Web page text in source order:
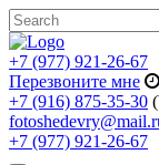
+7 (977) 921-26-67
Перезвоните мне
+7 (916) 875-35-30
+7 (977) 921-26-67